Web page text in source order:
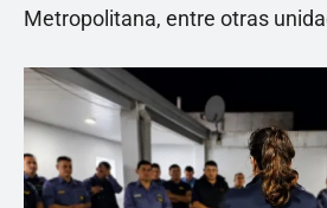
Metropolitana, entre otras